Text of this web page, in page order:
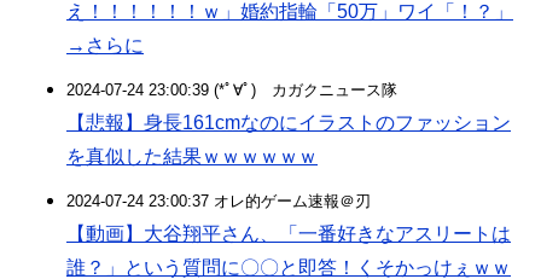
え！！！！！！ｗ」婚約指輪「50万」ワイ「！？」
→さらに
2024-07-24 23:00:39 (*ﾟ∀ﾟ)ゞカガクニュース隊
【悲報】身長161cmなのにイラストのファッション
を真似した結果ｗｗｗｗｗｗ
2024-07-24 23:00:37 オレ的ゲーム速報＠刃
【動画】大谷翔平さん、「一番好きなアスリートは
誰？」という質問に〇〇と即答！くそかっけぇｗｗ